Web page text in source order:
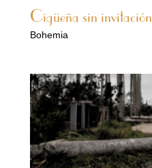
Cigüeña sin invitación
Bohemia